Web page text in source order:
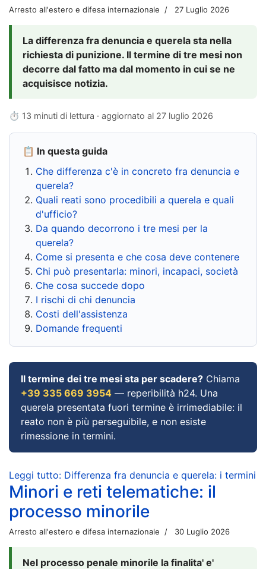
Arresto all'estero e difesa internazionale 27 Luglio 2026
La differenza fra denuncia e querela sta nella
richiesta di punizione. Il termine di tre mesi non
decorre dal fatto ma dal momento in cui se ne
acquisisce notizia.
⏱ 13 minuti di lettura · aggiornato al 27 luglio 2026
📋 In questa guida
Che differenza c'è in concreto fra denuncia e
querela?
Quali reati sono procedibili a querela e quali
d'ufficio?
Da quando decorrono i tre mesi per la
querela?
Come si presenta e che cosa deve contenere
Chi può presentarla: minori, incapaci, società
Che cosa succede dopo
I rischi di chi denuncia
Costi dell'assistenza
Domande frequenti
Il termine dei tre mesi sta per scadere? Chiama
+39 335 669 3954 — reperibilità h24. Una
querela presentata fuori termine è irrimediabile: il
reato non è più perseguibile, e non esiste
rimessione in termini.
Leggi tutto: Differenza fra denuncia e querela: i termini
Minori e reti telematiche: il
processo minorile
Arresto all'estero e difesa internazionale 30 Luglio 2026
Nel processo penale minorile la finalita' e'